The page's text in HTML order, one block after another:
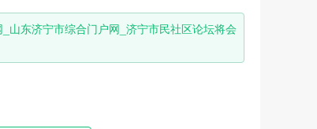
山东济宁市综合门户网_济宁市民社区论坛将会